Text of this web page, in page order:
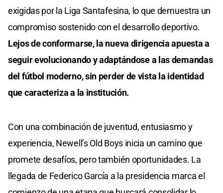
exigidas por la Liga Santafesina, lo que demuestra un
compromiso sostenido con el desarrollo deportivo.
Lejos de conformarse, la nueva dirigencia apuesta a
seguir evolucionando y adaptándose a las demandas
del fútbol moderno, sin perder de vista la identidad
que caracteriza a la institución.
Con una combinación de juventud, entusiasmo y
experiencia, Newell’s Old Boys inicia un camino que
promete desafíos, pero también oportunidades. La
llegada de Federico García a la presidencia marca el